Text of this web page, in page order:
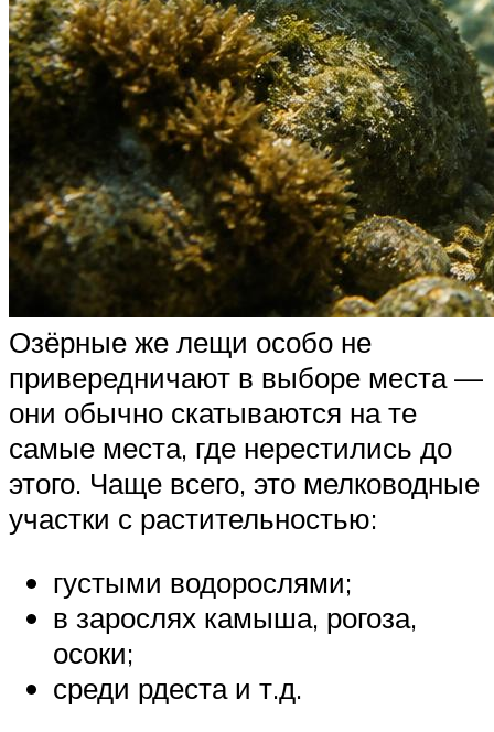
Озёрные же лещи особо не
привередничают в выборе места —
они обычно скатываются на те
самые места, где нерестились до
этого. Чаще всего, это мелководные
участки с растительностью:
густыми водорослями;
в зарослях камыша, рогоза,
осоки;
среди рдеста и т.д.